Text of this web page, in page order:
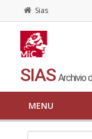
Sias
SIAS Archivio
MENU